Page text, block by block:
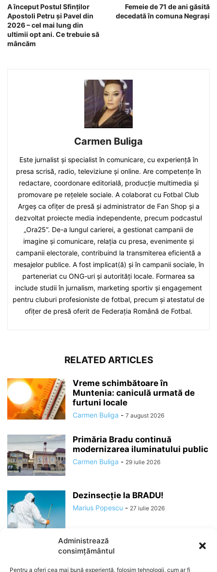
Administrează
consimțământul
Pentru a oferi cea mai bună experiență, folosim tehnologii, cum ar fi
A început Postul Sfinților
Apostoli Petru și Pavel din
2026 – cel mai lung din
ultimii opt ani. Ce trebuie să
mâncăm
Femeie de 71 de ani găsită
decedată în comuna Negrași
Carmen Buliga
Este jurnalist și specialist în comunicare, cu experiență în
presa scrisă, radio, televiziune și online. Are competențe în
redactare, coordonare editorială, producție multimedia și
promovare pe rețelele sociale. A colaborat cu Fotbal Club
Argeș ca ofițer de presă și administrator de Fan Shop și a
dezvoltat proiecte media independente, precum podcastul
„Ora25”. De-a lungul carierei, a gestionat campanii de
imagine și comunicare, relația cu presa, evenimente și
campanii electorale, contribuind la transmiterea eficientă a
mesajelor publice. A fost implicat(ă) și în campanii sociale, în
parteneriat cu ONG-uri și autorități locale. Formarea sa
include studii în jurnalism, marketing sportiv și engagement
pentru cluburi profesioniste de fotbal, precum și atestatul de
ofițer de presă oferit de Federația Română de Fotbal.
RELATED ARTICLES
Vreme schimbătoare în
Muntenia: caniculă urmată de
furtuni locale
Carmen Buliga - 7 august 2026
Primăria Bradu continuă
modernizarea iluminatului public
Carmen Buliga - 29 iulie 2026
Dezinsecție la BRADU!
Marius Popescu - 27 iulie 2026